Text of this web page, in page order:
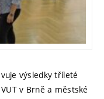
výsledky tříleté
v Brně a městské